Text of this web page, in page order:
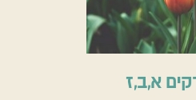
א,ב,ז